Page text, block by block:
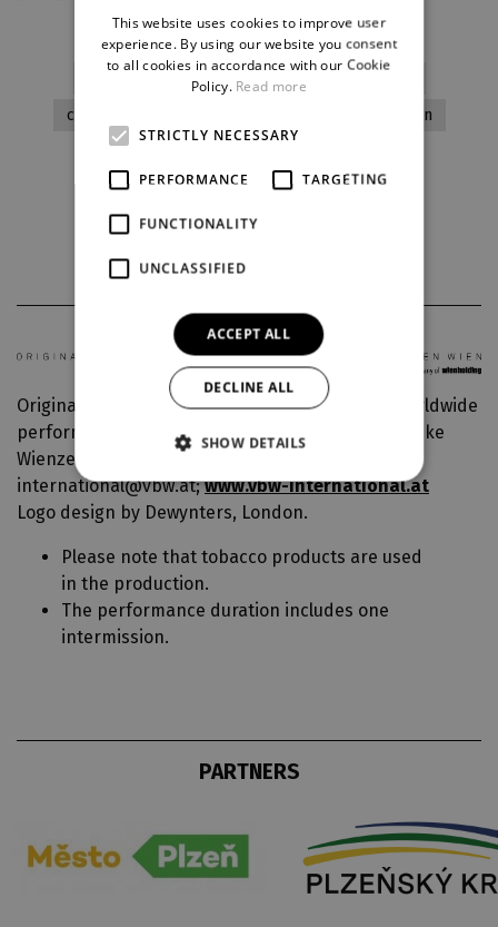
traditional processing
contemporary artwork
to graduation
Original production: Vereinigte Bühnen Wien, Worldwide
performance rights: VBW International GmbH, Linke
Wienzeile 6, 1060 Vienna, Austria
international@vbw.at;www.vbw-international.at
Logo design by Dewynters, London.
Please note that tobacco products are used
in the production.
The performance duration includes one
intermission.
PARTNERS
ENGLISH
GERMAN
This website uses cookies to improve user
experience. By using our website you consent
to all cookies in accordance with our Cookie
Policy. Read more
STRICTLY NECESSARY
PERFORMANCE TARGETING
FUNCTIONALITY
UNCLASSIFIED
ACCEPT ALL
DECLINE ALL
SHOW DETAILS